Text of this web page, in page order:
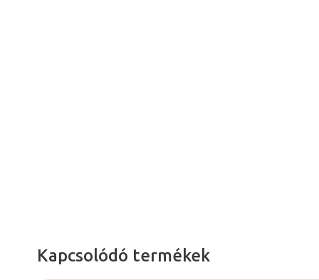
Kapcsolódó termékek